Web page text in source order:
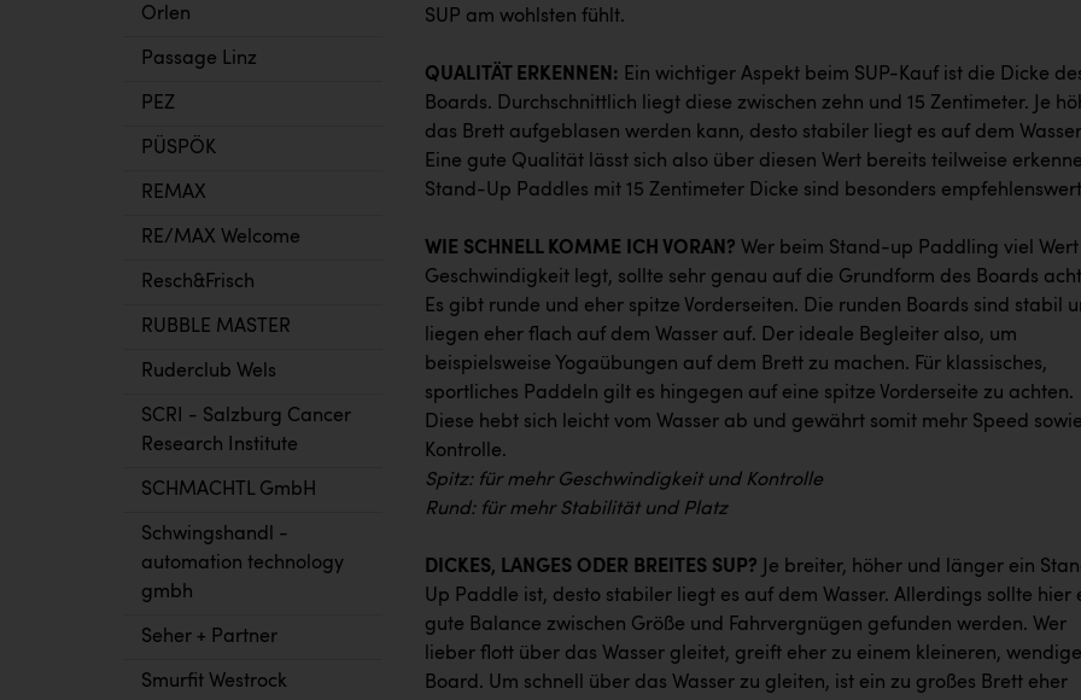
Orlen
Passage Linz
PEZ
PÜSPÖK
REMAX
RE/MAX Welcome
Resch&Frisch
RUBBLE MASTER
Ruderclub Wels
SCRI - Salzburg Cancer
Research Institute
SCHMACHTL GmbH
Schwingshandl -
automation technology
gmbh
Seher + Partner
Smurfit Westrock
SUP am wohlsten fühlt.
QUALITÄT ERKENNEN: Ein wichtiger Aspekt beim SUP-Kauf ist die Dicke
Boards. Durchschnittlich liegt diese zwischen zehn und 15 Zentimeter. Je
das Brett aufgeblasen werden kann, desto stabiler liegt es auf dem
Eine gute Qualität lässt sich also über diesen Wert bereits teilweise
Stand-Up Paddles mit 15 Zentimeter Dicke sind besonders
WIE SCHNELL KOMME ICH VORAN? Wer beim Stand-up Paddling viel
Geschwindigkeit legt, sollte sehr genau auf die Grundform des Boards
Es gibt runde und eher spitze Vorderseiten. Die runden Boards sind stabil
liegen eher flach auf dem Wasser auf. Der ideale Begleiter also, um
beispielsweise Yogaübungen auf dem Brett zu machen. Für klassisches,
sportliches Paddeln gilt es hingegen auf eine spitze Vorderseite zu achten.
Diese hebt sich leicht vom Wasser ab und gewährt somit mehr Speed sowie
Kontrolle.
Spitz: für mehr Geschwindigkeit und Kontrolle
Rund: für mehr Stabilität und Platz
DICKES, LANGES ODER BREITES SUP?
Je breiter, höher und länger ein
Up Paddle ist, desto stabiler liegt es auf dem Wasser. Allerdings sollte hier
gute Balance zwischen Größe und Fahrvergnügen gefunden werden. Wer
lieber flott über das Wasser gleitet, greift eher zu einem kleineren,
Board. Um schnell über das Wasser zu gleiten, ist ein zu großes Brett eher